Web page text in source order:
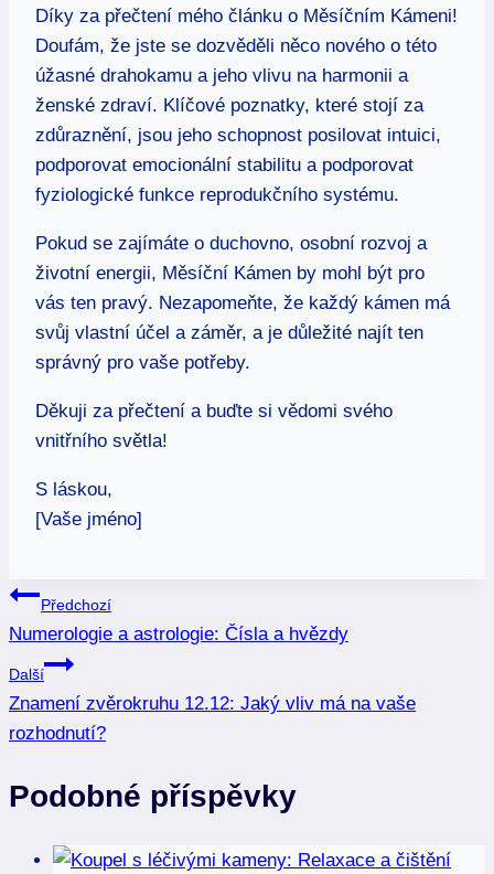
Díky za přečtení mého článku o Měsíčním Kámeni!
Doufám, že jste se dozvěděli něco nového o této
úžasné drahokamu a jeho vlivu na harmonii a
ženské zdraví. Klíčové poznatky, které stojí za
zdůraznění, jsou jeho schopnost posilovat intuici,
podporovat emocionální stabilitu a podporovat
fyziologické funkce reprodukčního systému.
Pokud se zajímáte o duchovno, osobní rozvoj a
životní energii, Měsíční Kámen by mohl být pro
vás ten pravý. Nezapomeňte, že každý kámen má
svůj vlastní účel a záměr, a je důležité najít ten
správný pro vaše potřeby.
Děkuji za přečtení a buďte si vědomi svého
vnitřního světla!
S láskou,
[Vaše jméno]
Navigace
pro
příspěvek
Předchozí
Numerologie a astrologie: Čísla a hvězdy
Další
Znamení zvěrokruhu 12.12: Jaký vliv má na vaše
rozhodnutí?
Podobné příspěvky